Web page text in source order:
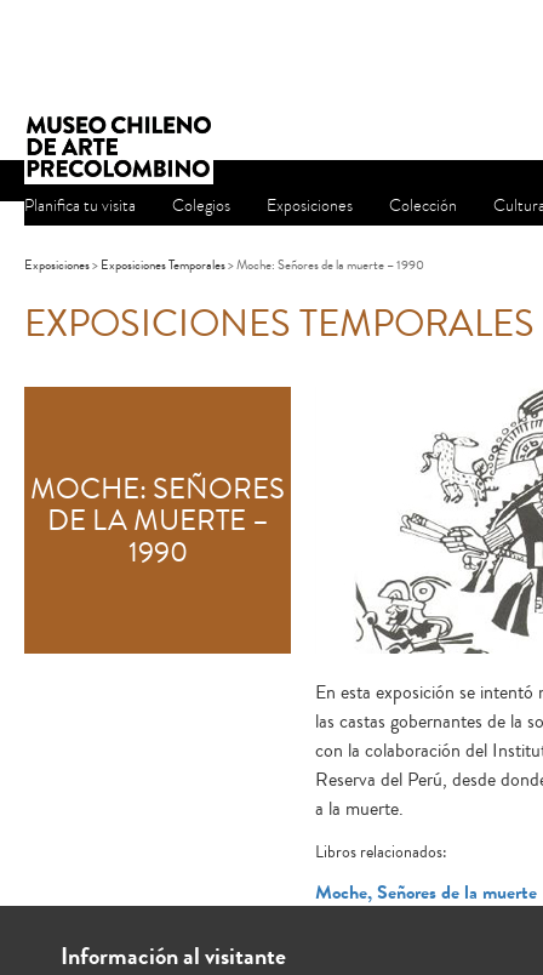
Planifica tu visita Colegios Exposiciones Colección
Exposiciones>Exposiciones Temporales> Moche: Señores de la muerte – 1990
EXPOSICIONES TEMPORALES
MOCHE: SEÑORES
DE LA MUERTE –
1990
En esta exposición se
las castas gobernantes de la
con la colaboración del
Reserva del Perú, desde
a la muerte.
Libros relacionados:
Moche, Señores de la muerte
Información al visitante